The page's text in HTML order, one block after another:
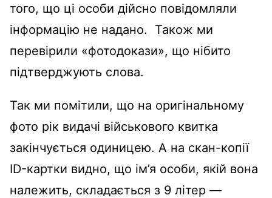
того, що ці особи дійсно повідомляли
інформацію не надано. Також ми
перевірили «фотодокази», що нібито
підтверджують слова.
Так ми помітили, що на оригінальному
фото рік видачі військового квитка
закінчується одиницею. А на скан-копії
ID-картки видно, що ім’я особи, якій вона
належить, складається з 9 літер —